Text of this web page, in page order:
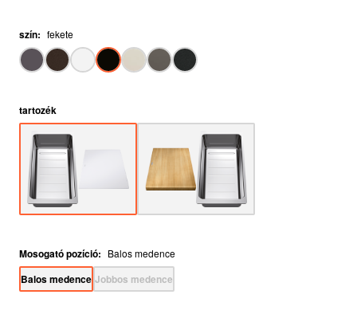
szín: fekete
tartozék
Mosogató pozíció: Balos medence
Balos medence Jobbos medence